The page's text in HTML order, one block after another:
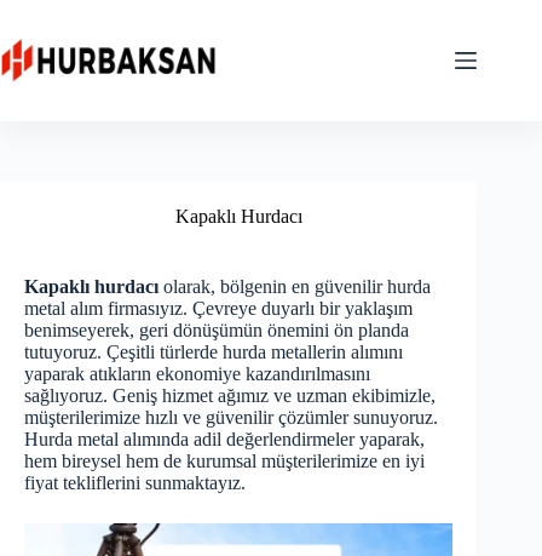
content
Kapaklı Hurdacı
Kapaklı hurdacı olarak, bölgenin en güvenilir hurda
metal alım firmasıyız. Çevreye duyarlı bir yaklaşım
benimseyerek, geri dönüşümün önemini ön planda
tutuyoruz. Çeşitli türlerde hurda metallerin alımını
yaparak atıkların ekonomiye kazandırılmasını
sağlıyoruz. Geniş hizmet ağımız ve uzman ekibimizle,
müşterilerimize hızlı ve güvenilir çözümler sunuyoruz.
Hurda metal alımında adil değerlendirmeler yaparak,
hem bireysel hem de kurumsal müşterilerimize en iyi
fiyat tekliflerini sunmaktayız.